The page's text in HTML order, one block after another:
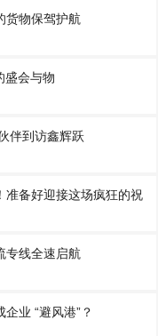
货物保驾护航
盛会与物
伴到访鑫辉跃
准备好迎接这场疯狂的祝
专线全速启航
业 “避风港”？